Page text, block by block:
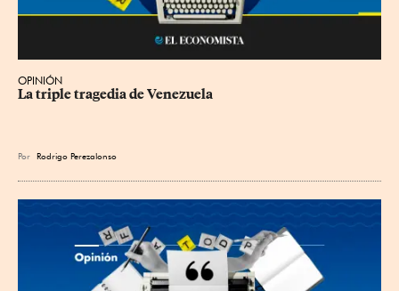
OPINIÓN
La triple tragedia de Venezuela
Por Rodrigo Perezalonso